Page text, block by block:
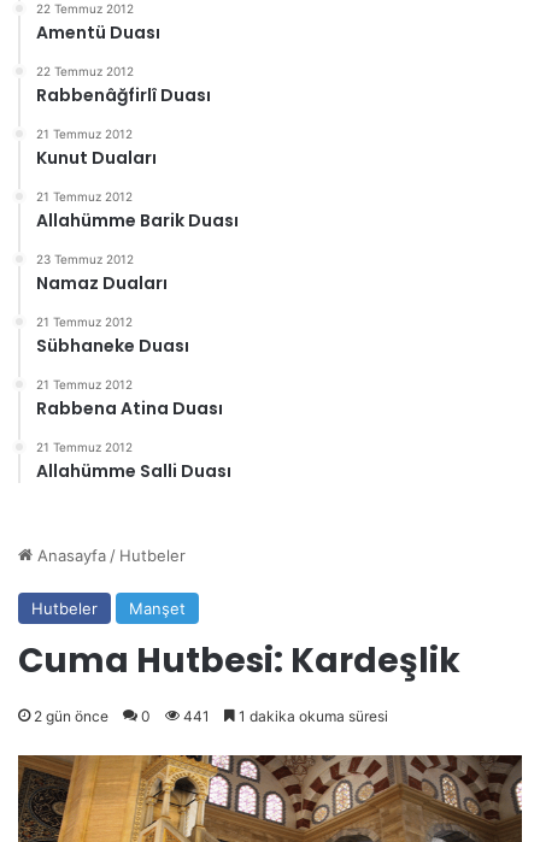
22 Temmuz 2012
Amentü Duası
22 Temmuz 2012
Rabbenâğfirlî Duası
21 Temmuz 2012
Kunut Duaları
21 Temmuz 2012
Allahümme Barik Duası
23 Temmuz 2012
Namaz Duaları
21 Temmuz 2012
Sübhaneke Duası
21 Temmuz 2012
Rabbena Atina Duası
21 Temmuz 2012
Allahümme Salli Duası